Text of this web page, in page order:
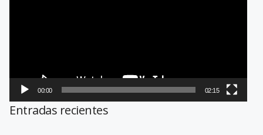
00:00 02:15
Entradas recientes